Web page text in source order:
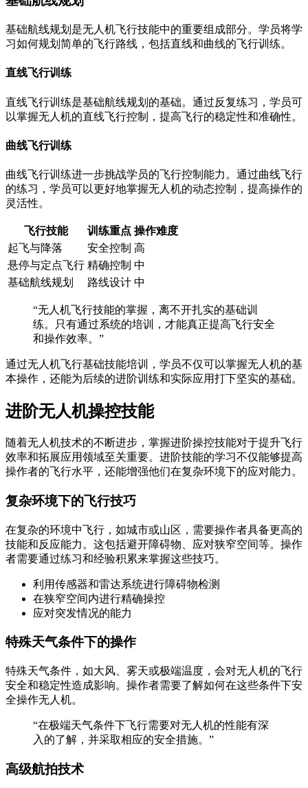
基础航线规划是无人机飞行技能中的重要组成部分。学员将学
习如何规划简单的飞行路线，包括直线和曲线的飞行训练。
直线飞行训练
直线飞行训练是基础航线规划的基础。通过反复练习，学员可
以掌握无人机的直线飞行控制，提高飞行的稳定性和准确性。
曲线飞行训练
曲线飞行训练进一步挑战学员的飞行控制能力。通过曲线飞行
的练习，学员可以更好地掌握无人机的动态控制，提高操作的
灵活性。
飞行技能 训练重点 操作难度
起飞与降落
安全控制 高
悬停与定点飞行 精确控制 中
基础航线规划
路线设计 中
“无人机飞行技能的掌握，离不开扎实的基础训
练。只有通过系统的培训，才能真正提高飞行安全
和操作效率。”
通过无人机飞行基础技能培训，学员不仅可以掌握无人机的基
本操作，还能为后续的进阶训练和实际应用打下坚实的基础。
进阶无人机操控技能
随着无人机技术的不断进步，掌握进阶操控技能对于提升飞行
效率和拓展应用领域至关重要。进阶技能的学习不仅能够提高
操作者的飞行水平，还能增强他们在复杂环境下的应对能力。
复杂环境下的飞行技巧
在复杂的环境中飞行，如城市或山区，需要操作者具备更高的
技能和反应能力。这包括避开障碍物、应对狭窄空间等。操作
者需要通过练习和经验积累来掌握这些技巧。
利用传感器和雷达系统进行障碍物检测
在狭窄空间内进行精确操控
应对突发情况的能力
特殊天气条件下的操作
特殊天气条件，如大风、雾天或极端温度，会对无人机的飞行
安全和稳定性造成影响。操作者需要了解如何在这些条件下安
全操作无人机。
“在极端天气条件下飞行需要对无人机的性能有深
入的了解，并采取相应的安全措施。”
高级航拍技术